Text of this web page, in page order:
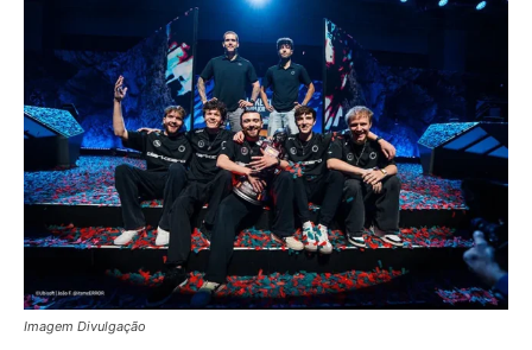
Imagem Divulgação